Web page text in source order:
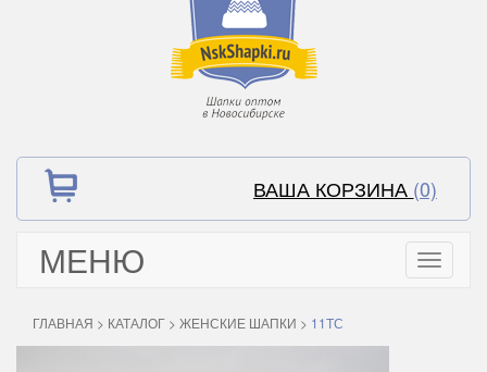
ВАША КОРЗИНА (0)
МЕНЮ
Toggle
ГЛАВНАЯ > КАТАЛОГ > ЖЕНСКИЕ ШАПКИ > 11ТС